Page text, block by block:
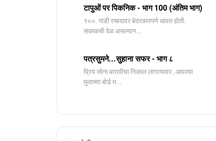
टापुओं पर पिकनिक - भाग 100 (अंतिम भाग)
१००. गाडी रस्त्यावर बेदरकारपणे धावत होती.
सकाळची वेळ असल्यान...
पत्रसुमने...सुहाना सफर - भाग ८
प्रिय सोना बारावीचा निकाल लागल्यावर..आपल्या
मुलाच्या बोर्ड म...